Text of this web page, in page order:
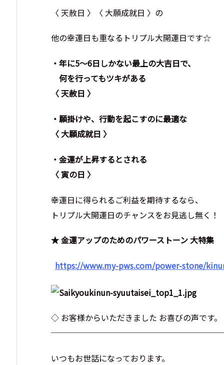
〈 天赦日 〉〈 大願成就日 〉の
他の幸運日も重なるトリプル大開運日です☆
・年に5～6日しかない最上の大吉日で、
何を行ってもツキがある
〈 天赦日 〉
・願掛けや、行動を起こすのに最適な
〈 大願成就日 〉
・金運が上昇するとされる
〈 寅の日 〉
幸運日に得られるご利益を期待するなら、
トリプル大開運日のチャンスをお見逃し無く！
★ 金運アップのためのパワーストーン 大特集
https://www.my-pws.com/power-stone/
◇ お客様からいただきました お喜びの声です。
いつもお世話になっております。